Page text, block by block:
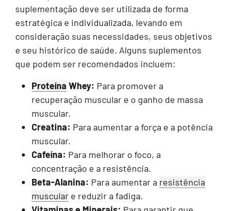
suplementação deve ser utilizada de forma
estratégica e individualizada, levando em
consideração suas necessidades, seus objetivos
e seu histórico de saúde. Alguns suplementos
que podem ser recomendados incluem:
Proteína Whey: Para promover a
recuperação muscular e o ganho de massa
muscular.
Creatina: Para aumentar a força e a potência
muscular.
Cafeína: Para melhorar o foco, a
concentração e a resistência.
Beta-Alanina: Para aumentar a resistência
muscular e reduzir a fadiga.